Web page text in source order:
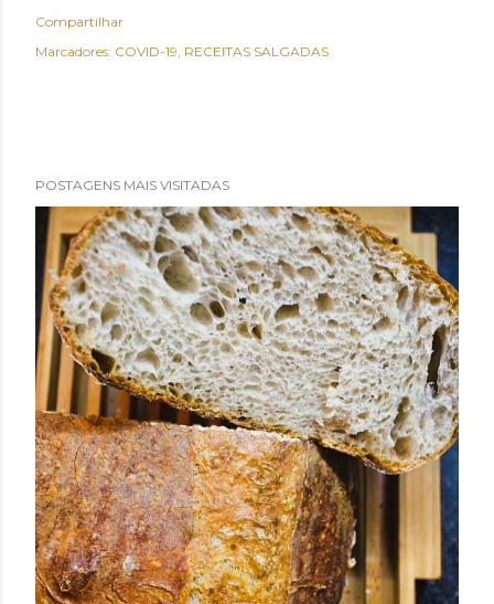
Compartilhar
Marcadores: COVID-19 RECEITAS SALGADAS
POSTAGENS MAIS VISITADAS